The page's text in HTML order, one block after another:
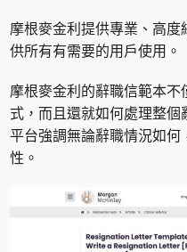
摩根麥金利提供專業、高
供所有有需要的用戶使用。
摩根麥金利的辭職信範本
式，而且還就如何處理整
平台強調無論辭職情況如
性。